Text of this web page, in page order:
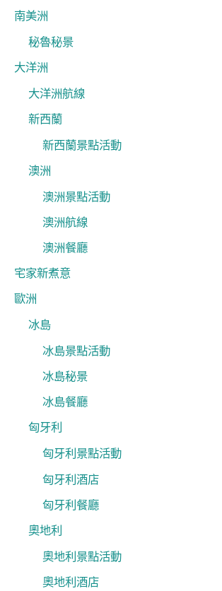
南美洲
秘魯秘景
大洋洲
大洋洲航線
新西蘭
新西蘭景點活動
澳洲
澳洲景點活動
澳洲航線
澳洲餐廳
宅家新煮意
歐洲
冰島
冰島景點活動
冰島秘景
冰島餐廳
匈牙利
匈牙利景點活動
匈牙利酒店
匈牙利餐廳
奧地利
奧地利景點活動
奧地利酒店